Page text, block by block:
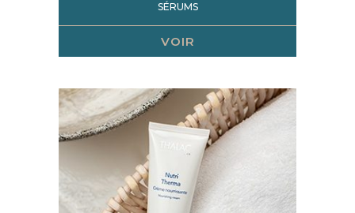
SÉRUMS
VOIR